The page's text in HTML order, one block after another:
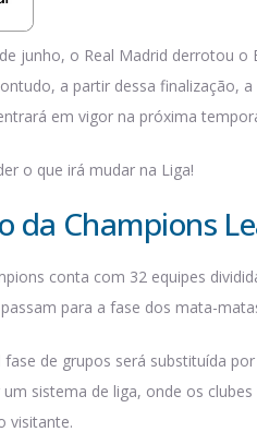
junho, o Real Madrid derrotou
a partir dessa finalização,
em vigor na próxima
o que irá mudar na Liga!
da Champions
conta com 32 equipes
para a fase dos mata-
de grupos será substituída
um sistema de liga, onde os
visitante.